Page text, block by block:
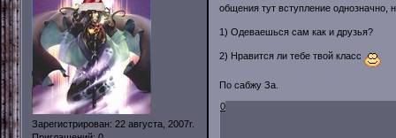
Зарегистрирован: 22 августа, 2007г.
общения тут вступление однозначно,
1) Одеваешься сам как и друзья?
2) Нравится ли тебе твой класс
По сабжу За.
0